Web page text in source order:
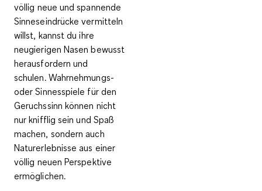
völlig neue und spannende
Sinneseindrücke vermitteln
willst, kannst du ihre
neugierigen Nasen bewusst
herausfordern und
schulen. Wahrnehmungs-
oder Sinnesspiele für den
Geruchssinn können nicht
nur knifflig sein und Spaß
machen, sondern auch
Naturerlebnisse aus einer
völlig neuen Perspektive
ermöglichen.